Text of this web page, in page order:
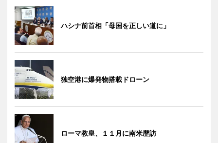
ハシナ前首相「母国を正しい道に」
独空港に爆発物搭載ドローン
ローマ教皇、１１月に南米歴訪